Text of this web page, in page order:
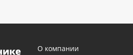
О компании